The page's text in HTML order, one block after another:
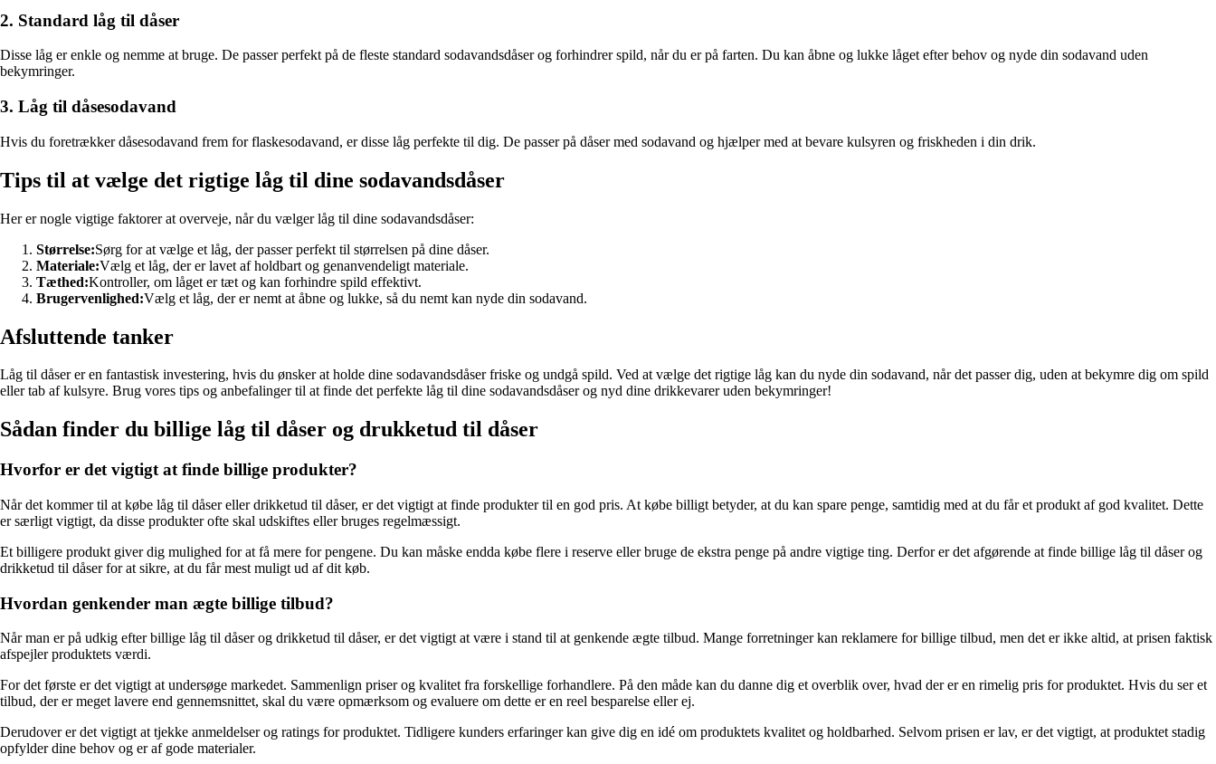
2. Standard låg til dåser
Disse låg er enkle og nemme at bruge. De passer perfekt på de fleste standard sodavandsdåser og forhindrer spild, når du er på farten. Du kan åbne og lukke låget efter behov og nyde din sodavand uden
bekymringer.
3. Låg til dåsesodavand
Hvis du foretrækker dåsesodavand frem for flaskesodavand, er disse låg perfekte til dig. De passer på dåser med sodavand og hjælper med at bevare kulsyren og friskheden i din drik.
Tips til at vælge det rigtige låg til dine sodavandsdåser
Her er nogle vigtige faktorer at overveje, når du vælger låg til dine sodavandsdåser:
Størrelse:Sørg for at vælge et låg, der passer perfekt til størrelsen på dine dåser.
Materiale:Vælg et låg, der er lavet af holdbart og genanvendeligt materiale.
Tæthed:Kontroller, om låget er tæt og kan forhindre spild effektivt.
Brugervenlighed:Vælg et låg, der er nemt at åbne og lukke, så du nemt kan nyde din sodavand.
Afsluttende tanker
Låg til dåser er en fantastisk investering, hvis du ønsker at holde dine sodavandsdåser friske og undgå spild. Ved at vælge det rigtige låg kan du nyde din sodavand, når det passer dig, uden at bekymre dig om spild
eller tab af kulsyre. Brug vores tips og anbefalinger til at finde det perfekte låg til dine sodavandsdåser og nyd dine drikkevarer uden bekymringer!
Sådan finder du billige låg til dåser og drukketud til dåser
Hvorfor er det vigtigt at finde billige produkter?
Når det kommer til at købe låg til dåser eller drikketud til dåser, er det vigtigt at finde produkter til en god pris. At købe billigt betyder, at du kan spare penge, samtidig med at du får et produkt af god kvalitet. Dette
er særligt vigtigt, da disse produkter ofte skal udskiftes eller bruges regelmæssigt.
Et billigere produkt giver dig mulighed for at få mere for pengene. Du kan måske endda købe flere i reserve eller bruge de ekstra penge på andre vigtige ting. Derfor er det afgørende at finde billige låg til dåser og
drikketud til dåser for at sikre, at du får mest muligt ud af dit køb.
Hvordan genkender man ægte billige tilbud?
Når man er på udkig efter billige låg til dåser og drikketud til dåser, er det vigtigt at være i stand til at genkende ægte tilbud. Mange forretninger kan reklamere for billige tilbud, men det er ikke altid, at prisen faktisk
afspejler produktets værdi.
For det første er det vigtigt at undersøge markedet. Sammenlign priser og kvalitet fra forskellige forhandlere. På den måde kan du danne dig et overblik over, hvad der er en rimelig pris for produktet. Hvis du ser et
tilbud, der er meget lavere end gennemsnittet, skal du være opmærksom og evaluere om dette er en reel besparelse eller ej.
Derudover er det vigtigt at tjekke anmeldelser og ratings for produktet. Tidligere kunders erfaringer kan give dig en idé om produktets kvalitet og holdbarhed. Selvom prisen er lav, er det vigtigt, at produktet stadig
opfylder dine behov og er af gode materialer.